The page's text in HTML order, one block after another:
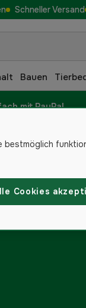
Schneller Versand
Bauen
mit PayPal
bestmöglich
Cookies